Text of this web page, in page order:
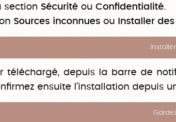
section Sécurité ou Confidentialité.
Sources inconnues ou Installer
téléchargé, depuis la barre de
ensuite l’installation depuis